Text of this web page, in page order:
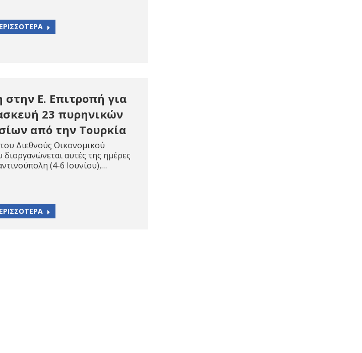
Ε. Επιτροπή για
23 πυρηνικών
από την Τουρκία
Διεθνούς Οικονομικού
αυτές της ημέρες
(4-6 Ιουνίου),…